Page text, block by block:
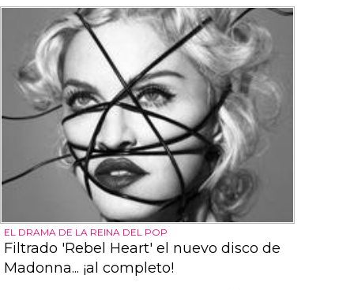
EL DRAMA DE LA REINA DEL POP
Filtrado 'Rebel Heart' el nuevo disco de
Madonna... ¡al completo!